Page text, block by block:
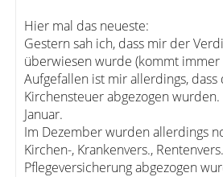
Hier mal das neueste:
Gestern sah ich, dass mir der
überwiesen wurde (kommt immer
Aufgefallen ist mir allerdings, dass
Kirchensteuer abgezogen
Januar.
Im Dezember wurden allerdings
Kirchen-, Krankenvers.,
Pflegeversicherung abgezogen